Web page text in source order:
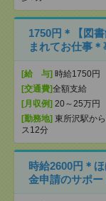
1750円＊【図
まれてお仕事
[給 与] 時給1750円
[交通費]全額支給
[月収例] 20～25万円
[勤務地] 東所沢駅か
ス12分
時給2600円＊
金申請のサポ